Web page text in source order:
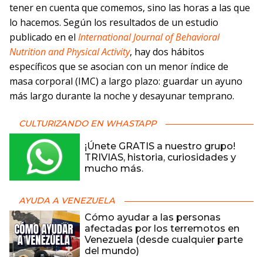
tener en cuenta que comemos, sino las horas a las que
lo hacemos. Según los resultados de un estudio
publicado en el International Journal of Behavioral
Nutrition and Physical Activity, hay dos hábitos
específicos que se asocian con un menor índice de
masa corporal (IMC) a largo plazo: guardar un ayuno
más largo durante la noche y desayunar temprano.
CULTURIZANDO EN WHASTAPP
¡Únete GRATIS a nuestro grupo!
TRIVIAS, historia, curiosidades y
mucho más.
AYUDA A VENEZUELA
Cómo ayudar a las personas
afectadas por los terremotos en
Venezuela (desde cualquier parte
del mundo)